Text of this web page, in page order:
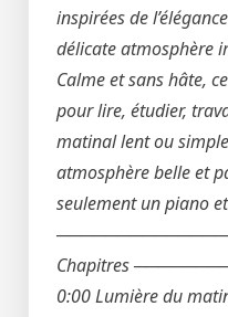
inspirées de
délicate atmosphère
Calme et sans hâte,
pour lire, étudier,
matinal lent ou
atmosphère belle et
seulement un piano
Chapitres
0:00 Lumière du